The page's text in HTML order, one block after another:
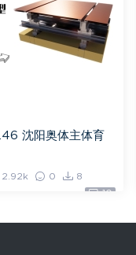
沈阳奥体主体育
2.92k 0
8
10